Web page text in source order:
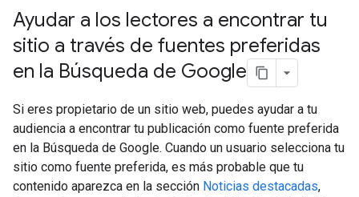
Ayudar a los lectores a encontrar tu
sitio a través de fuentes preferidas
en la Búsqueda de Google
Si eres propietario de un sitio web, puedes ayudar a tu
audiencia a encontrar tu publicación como fuente preferida
en la Búsqueda de Google. Cuando un usuario selecciona tu
sitio como fuente preferida, es más probable que tu
contenido aparezca en la sección Noticias destacadas,